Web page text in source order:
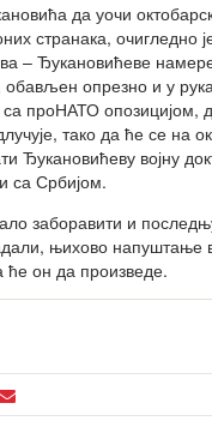
да уочи
странака,
– Ђукановићеве
обављен опрезно и у
проНАТО опозицијом,
тако да ће се на
Ђукановићеву војну
са Србијом.
заборавити и
њихово
ће он да произведе.